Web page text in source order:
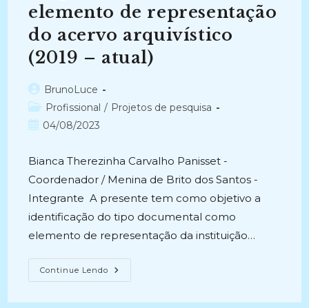
elemento de representação
do acervo arquivístico
(2019 – atual)
Autor
do
post:
BrunoLuce
Categoria
do
Profissional / Projetos de pesquisa
Post04/08/2023
Bianca Therezinha Carvalho Panisset -
Coordenador / Menina de Brito dos Santos -
Integrante A presente tem como objetivo a
identificação do tipo documental como
elemento de representação da instituição…
Continue Lendo GESTÃO
DE